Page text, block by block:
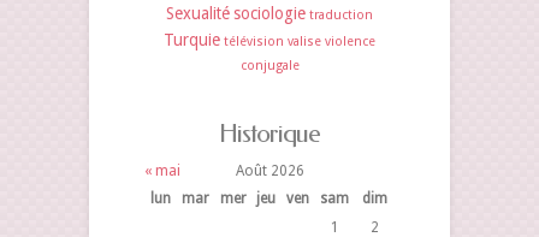
Sexualité sociologie traduction
Turquie télévision valise violence
conjugale
Historique
« mai
Août 2026
lun
mar mer jeu ven sam
dim
1
2